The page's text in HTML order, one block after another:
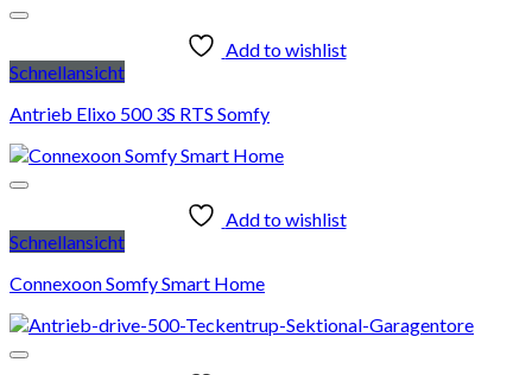
Add to wishlist
Schnellansicht
Antrieb Elixo 500 3S RTS Somfy
Add to wishlist
Schnellansicht
Connexoon Somfy Smart Home